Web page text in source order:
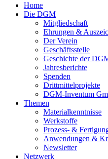
Home
Die DGM
Mitgliedschaft
Ehrungen &
Der Verein
Geschäftsstelle
Geschichte der
Jahresberichte
Spenden
Drittmittelprojekte
DGM-Inventum
Themen
Materialkenntnisse
Werkstoffe
Prozess- &
Anwendungen &
Newsletter
Netzwerk